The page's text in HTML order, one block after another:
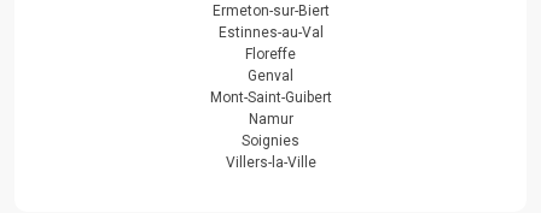
Ermeton-sur-Biert
Estinnes-au-Val
Floreffe
Genval
Mont-Saint-Guibert
Namur
Soignies
Villers-la-Ville